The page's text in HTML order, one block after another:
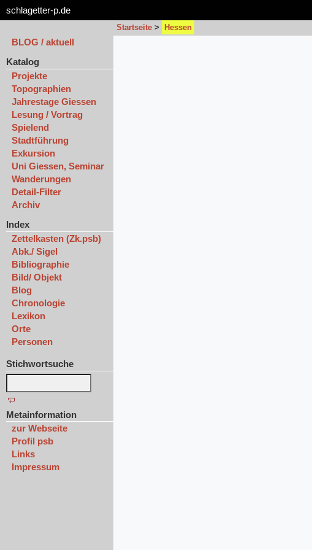
schlagetter-p.de
Startseite > Hessen
BLOG / aktuell
Katalog
Projekte
Topographien
Jahrestage Giessen
Lesung / Vortrag
Spielend
Stadtführung
Exkursion
Uni Giessen, Seminar
Wanderungen
Detail-Filter
Archiv
Index
Zettelkasten (Zk.psb)
Abk./ Sigel
Bibliographie
Bild/ Objekt
Blog
Chronologie
Lexikon
Orte
Personen
Stichwortsuche
Metainformation
zur Webseite
Profil psb
Links
Impressum